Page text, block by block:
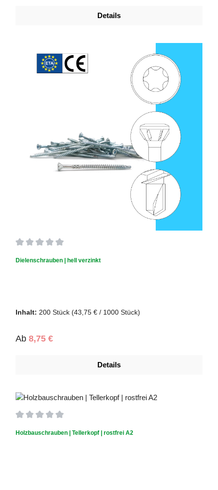
Details
Dielenschrauben | hell verzinkt
Inhalt: 200 Stück (43,75 € / 1000 Stück)
Regulärer Preis:
Ab 8,75 €
Details
Holzbauschrauben | Tellerkopf | rostfrei A2